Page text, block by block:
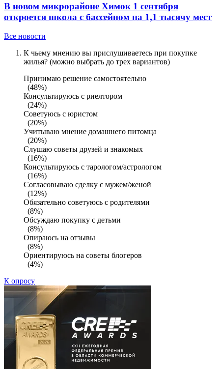
В новом микрорайоне Химок 1 сентября
откроется школа с бассейном на 1,1 тысячу мест
Все новости
К чьему мнению вы прислушиваетесь при покупке
жилья? (можно выбрать до трех вариантов)
Принимаю решение самостоятельно
(48%)
Консультируюсь с риелтором
(24%)
Советуюсь с юристом
(20%)
Учитываю мнение домашнего питомца
(20%)
Слушаю советы друзей и знакомых
(16%)
Консультируюсь с тарологом/астрологом
(16%)
Согласовываю сделку с мужем/женой
(12%)
Обязательно советуюсь с родителями
(8%)
Обсуждаю покупку с детьми
(8%)
Опираюсь на отзывы
(8%)
Ориентируюсь на советы блогеров
(4%)
К опросу